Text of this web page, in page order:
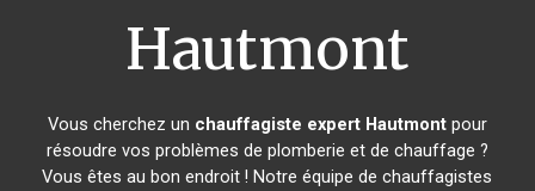
Hautmont
Vous cherchez un chauffagiste expert Hautmontpour
résoudre vos problèmes de plomberie et de chauffage ?
Vous êtes au bon endroit ! Notre équipe de chauffagistes